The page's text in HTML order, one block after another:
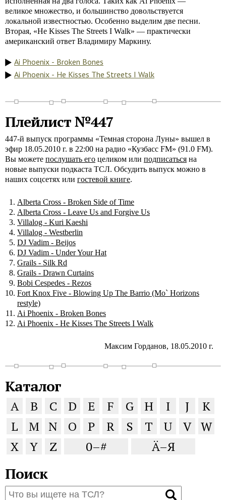
великое множество, и большинство довольствуется
локальной известностью. Особенно выделим две песни.
Вторая, «He Kisses The Streets I Walk» — практически
американский ответ Владимиру Маркину.
Ai Phoenix - Broken Bones
Ai Phoenix - He Kisses The Streets I Walk
Плейлист №447
447-й выпуск программы «Темная сторона Луны» вышел в
эфир 18.05.2010 г. в 22:00 на радио «Кузбасс FM» (91.0 FM).
Вы можете послушать его целиком или подписаться на
новые выпуски подкаста ТСЛ. Обсудить выпуск можно в
наших соцсетях или гостевой книге.
Alberta Cross - Broken Side of Time
Alberta Cross - Leave Us and Forgive Us
Villalog - Kuri Kaeshi
Villalog - Westberlin
DJ Vadim - Beijos
DJ Vadim - Under Your Hat
Grails - Silk Rd
Grails - Drawn Curtains
Bobi Cespedes - Rezos
Fort Knox Five - Blowing Up The Barrio (Mo` Horizons
restyle)
Ai Phoenix - Broken Bones
Ai Phoenix - He Kisses The Streets I Walk
Максим Горданов, 18.05.2010 г.
Каталог
A B C D E F G H I J
K
L
M N O P R S T U V W
X
Y Z 0–# Ä–Я
Поиск